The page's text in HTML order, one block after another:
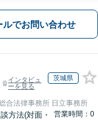
ルでお問い合わせ
インタビュ
ーを見る
茨城県
合法律事務所 日立事務所
方法(対面・
営業時間：0